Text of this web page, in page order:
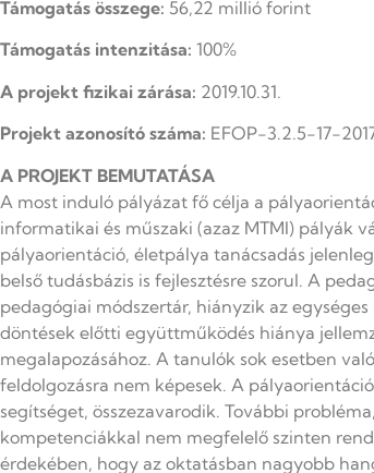
Támogatás összege: 56,22 millió forint
Támogatás intenzitása: 100%
A projekt fizikai zárása: 2019.10.31.
Projekt azonosító száma: EFOP-3.2.5-17-
A PROJEKT BEMUTATÁSA
A most induló pályázat fő célja a
informatikai és műszaki (azaz MTMI) pályák
pályaorientáció, életpálya tanácsadás
belső tudásbázis is fejlesztésre szorul. A
pedagógiai módszertár, hiányzik az
döntések előtti együttműködés hiánya
megalapozásához. A tanulók sok esetben
feldolgozásra nem képesek. A
segítséget, összezavarodik. További
kompetenciákkal nem megfelelő szinten
érdekében, hogy az oktatásban nagyobb